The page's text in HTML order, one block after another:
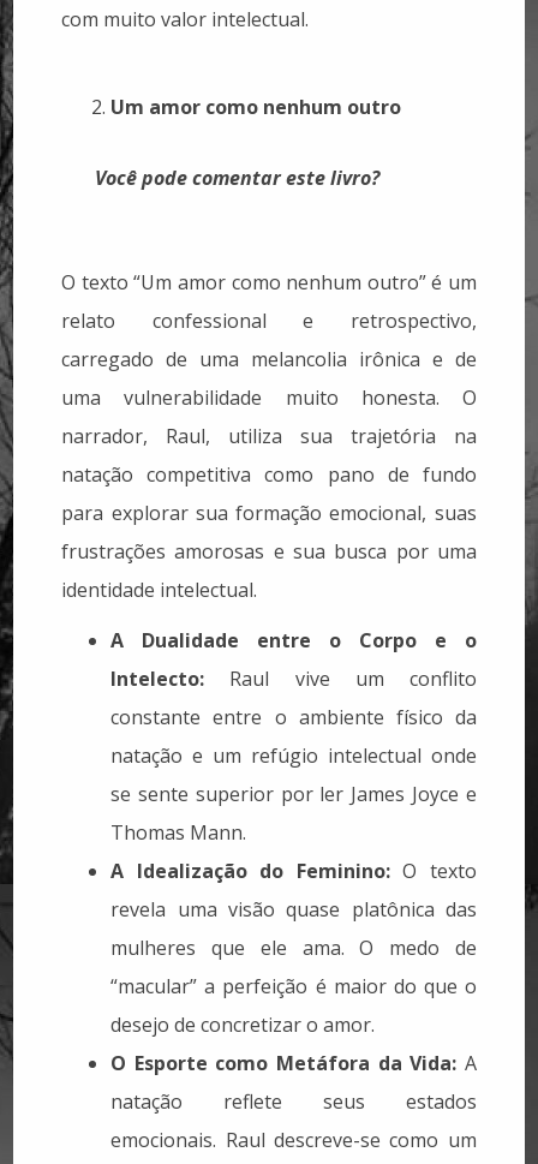
com muito valor intelectual.
Um amor como nenhum outro
Você pode comentar este livro?
O texto “Um amor como nenhum outro” é um
relato confessional e retrospectivo,
carregado de uma melancolia irônica e de
uma vulnerabilidade muito honesta. O
narrador, Raul, utiliza sua trajetória na
natação competitiva como pano de fundo
para explorar sua formação emocional, suas
frustrações amorosas e sua busca por uma
identidade intelectual.
A Dualidade entre o Corpo e o
Intelecto: Raul vive um conflito
constante entre o ambiente físico da
natação e um refúgio intelectual onde
se sente superior por ler James Joyce e
Thomas Mann.
A Idealização do Feminino:O texto
revela uma visão quase platônica das
mulheres que ele ama. O medo de
“macular” a perfeição é maior do que o
desejo de concretizar o amor.
O Esporte como Metáfora da Vida: A
natação reflete seus estados
emocionais. Raul descreve-se como um